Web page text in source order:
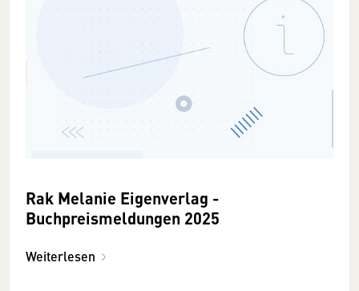
Rak Melanie Eigenverlag -
Buchpreismeldungen 2025
Weiterlesen